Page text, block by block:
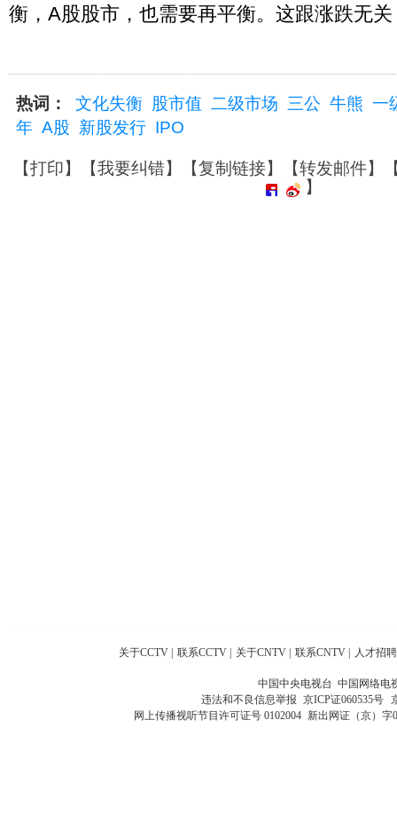
衡，A股股市，也需要再平衡。这跟涨跌无
热词： 文化失衡 股市值 二级市场 三公 牛熊 一
年 A股 新股发行 IPO
【打印】【我要纠错】【复制链接】【转发邮件】
】
关于CCTV 联系CCTV 关于CNTV 联系CNTV 人才招聘
中国中央电视台 中国网络电
违法和不良信息举报 京ICP证060535号
网上传播视听节目许可证号 0102004 新出网证（京）